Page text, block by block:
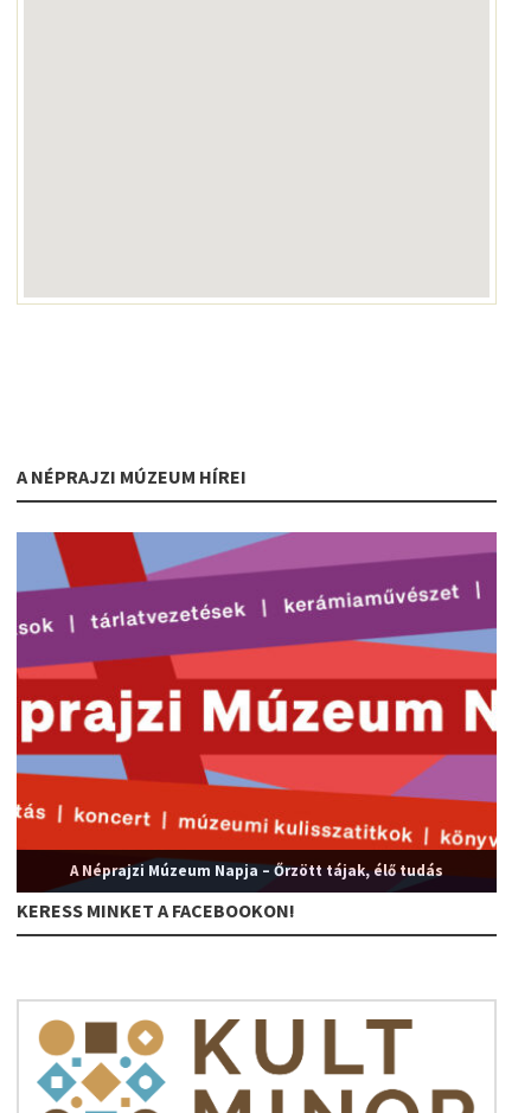
A NÉPRAJZI MÚZEUM HÍREI
A Néprajzi Múzeum Napja – Őrzött tájak, élő tudás
KERESS MINKET A FACEBOOKON!